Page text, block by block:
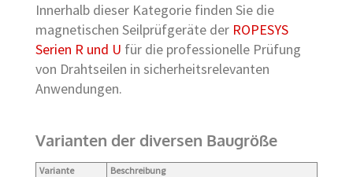
Innerhalb dieser Kategorie finden Sie die
magnetischen Seilprüfgeräte der ROPESYS
Serien R und U für die professionelle Prüfung
von Drahtseilen in sicherheitsrelevanten
Anwendungen.
Varianten der diversen Baugröße
Variante
Beschreibung